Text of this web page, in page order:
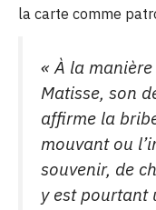
la carte comme
« À la
Matisse, son
affirme la
mouvant ou
souvenir, de
y est pourtant